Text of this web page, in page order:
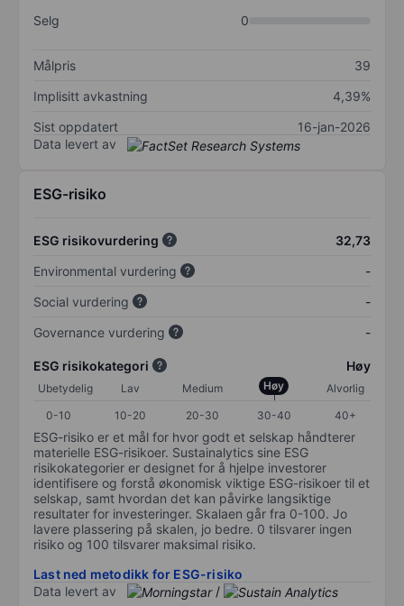
Selg
0
Målpris
39
Implisitt avkastning
4,39%
Sist oppdatert
16-jan-2026
Data levert av
ESG-risiko
ESG risikovurdering
32,73
Environmental vurdering
-
Social vurdering
-
Governance vurdering
-
ESG risikokategori Høy
Ubetydelig Lav Medium Høy
Alvorlig
0-10
10-20 20-30 30-40 40+
ESG-risiko er et mål for hvor godt et selskap håndterer
materielle ESG-risikoer. Sustainalytics sine ESG
risikokategorier er designet for å hjelpe investorer
identifisere og forstå økonomisk viktige ESG-risikoer til et
selskap, samt hvordan det kan påvirke langsiktige
resultater for investeringer. Skalaen går fra 0-100. Jo
lavere plassering på skalen, jo bedre. 0 tilsvarer ingen
risiko og 100 tilsvarer maksimal risiko.
Last ned metodikk for ESG-risiko
Data levert av
/